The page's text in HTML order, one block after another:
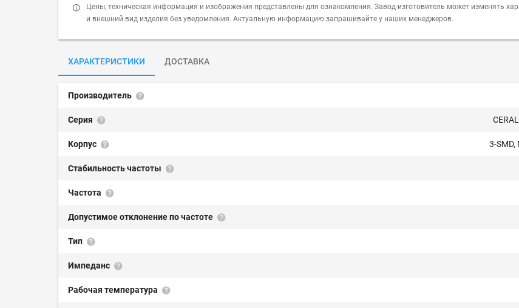
Цены, техническая информация и изображения представлены для ознакомления. Завод-изготовитель может изменять
и внешний вид изделия без уведомления. Актуальную информацию запрашивайте у наших менеджеров.
ХАРАКТЕРИСТИКИ ДОСТАВКА
Производитель
Серия
Корпус 3-SMD,
Стабильность частоты
Частота
Допустимое отклонение по частоте
Тип
Импеданс
Рабочая температура